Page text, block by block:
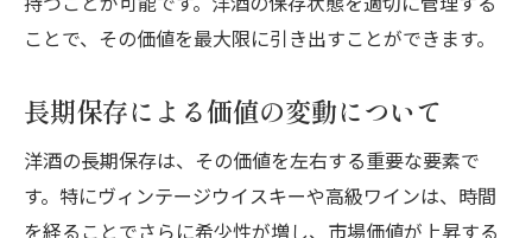
ことで、その価値を最大限に引き出すことができます。
長期保存による価値の変動について
洋酒の長期保存は、その価値を左右する重要な要素で
す。特にヴィンテージウイスキーや高級ワインは、時間
を経ることでさらに希少性が増し、市場価値が上昇する